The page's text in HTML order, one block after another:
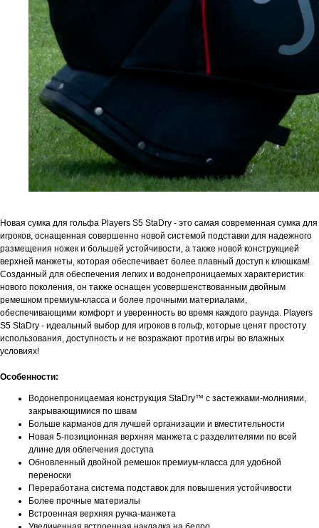
Новая сумка для гольфа Players S5 StaDry - это самая современная сумка для
игроков, оснащенная совершенно новой системой подставки для надежного
размещения ножек и большей устойчивости, а также новой конструкцией
верхней манжеты, которая обеспечивает более плавный доступ к клюшкам!
Созданный для обеспечения легких и водонепроницаемых характеристик
нового поколения, он также оснащен усовершенствованным двойным
ремешком премиум-класса и более прочными материалами,
обеспечивающими комфорт и уверенность во время каждого раунда. Players
S5 StaDry - идеальный выбор для игроков в гольф, которые ценят простоту
использования, доступность и не возражают против игры во влажных
условиях!
Особенности:
Водонепроницаемая конструкция StaDry™ с застежками-молниями,
закрывающимися по швам
Больше карманов для лучшей организации и вместительности
Новая 5-позиционная верхняя манжета с разделителями по всей
длине для облегчения доступа
Обновленный двойной ремешок премиум-класса для удобной
переноски
Переработана система подставок для повышения устойчивости
Более прочные материалы
Встроенная верхняя ручка-манжета